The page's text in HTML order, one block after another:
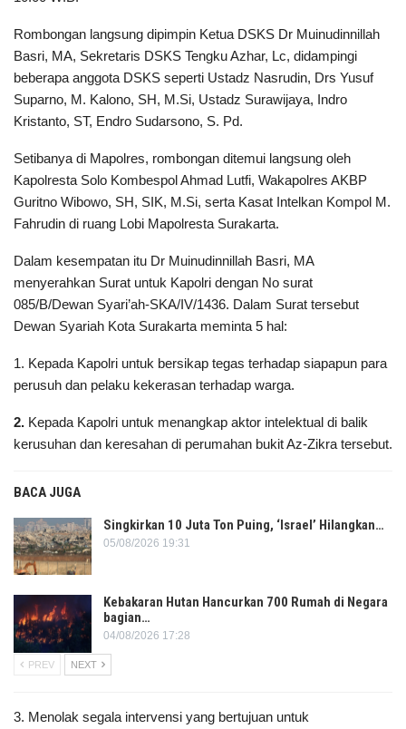
Rombongan langsung dipimpin Ketua DSKS Dr Muinudinnillah
Basri, MA, Sekretaris DSKS Tengku Azhar, Lc, didampingi
beberapa anggota DSKS seperti Ustadz Nasrudin, Drs Yusuf
Suparno, M. Kalono, SH, M.Si, Ustadz Surawijaya, Indro
Kristanto, ST, Endro Sudarsono, S. Pd.
Setibanya di Mapolres, rombongan ditemui langsung oleh
Kapolresta Solo Kombespol Ahmad Lutfi, Wakapolres AKBP
Guritno Wibowo, SH, SIK, M.Si, serta Kasat Intelkan Kompol M.
Fahrudin di ruang Lobi Mapolresta Surakarta.
Dalam kesempatan itu Dr Muinudinnillah Basri, MA
menyerahkan Surat untuk Kapolri dengan No surat
085/B/Dewan Syari’ah-SKA/IV/1436. Dalam Surat tersebut
Dewan Syariah Kota Surakarta meminta 5 hal:
1. Kepada Kapolri untuk bersikap tegas terhadap siapapun para
perusuh dan pelaku kekerasan terhadap warga.
2. Kepada Kapolri untuk menangkap aktor intelektual di balik
kerusuhan dan keresahan di perumahan bukit Az-Zikra tersebut.
BACA JUGA
Singkirkan 10 Juta Ton Puing, ‘Israel’ Hilangkan…
05/08/2026 19:31
Kebakaran Hutan Hancurkan 700 Rumah di Negara
bagian…
04/08/2026 17:28
PREV NEXT
3. Menolak segala intervensi yang bertujuan untuk